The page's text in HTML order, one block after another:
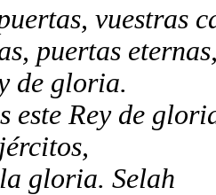
vuestras
puertas
de gloria.
este Rey de
gloria. Selah